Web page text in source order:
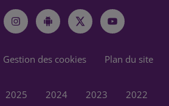
Gestion des cookies Plan du site
2025 2024 2023 2022